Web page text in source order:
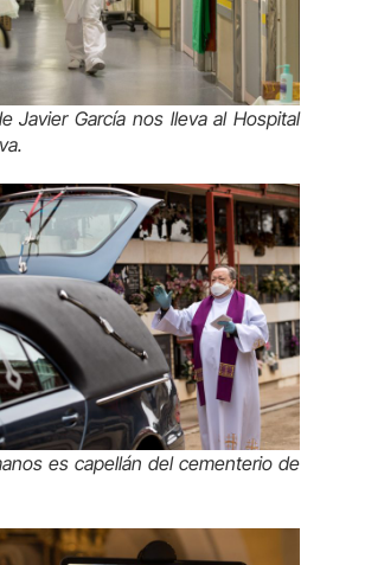
Javier García nos lleva al Hospital
es capellán del cementerio de